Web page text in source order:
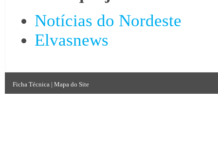
Notícias do Nordeste
Elvasnews
Ficha Técnica | Mapa do Site